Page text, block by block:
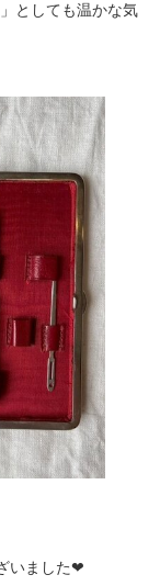
としても温かな気
いました❤